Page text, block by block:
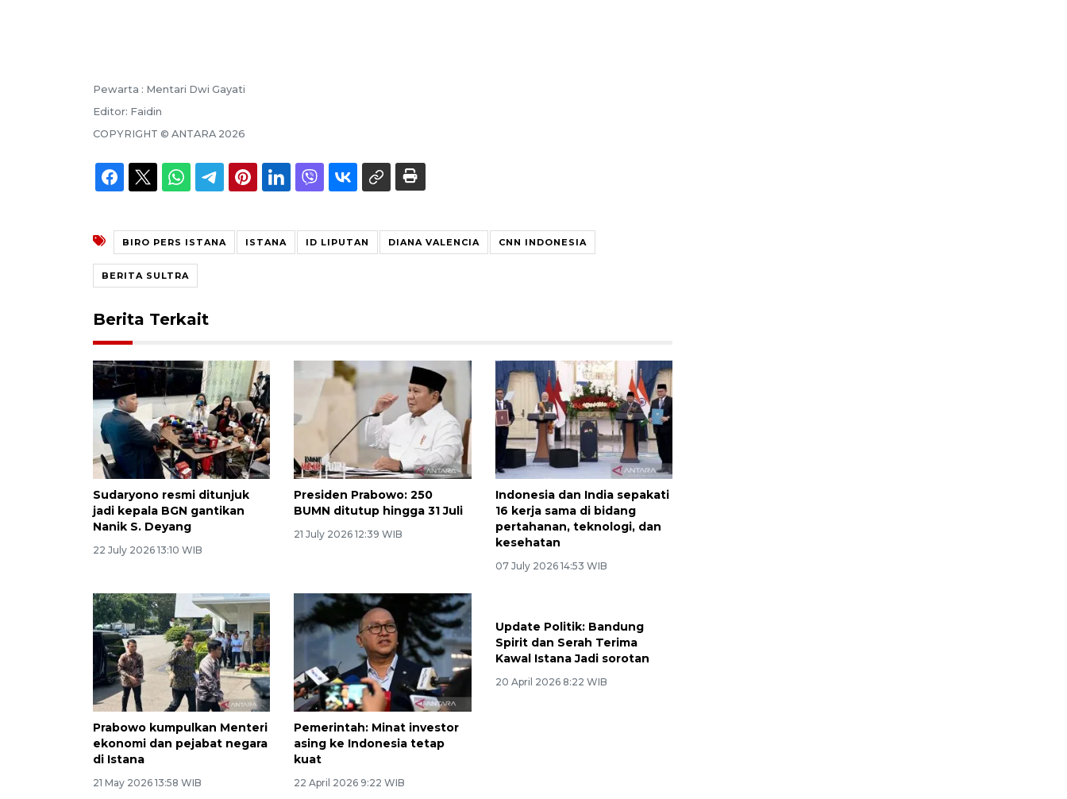
Pewarta : Mentari Dwi Gayati
Editor: Faidin
COPYRIGHT © ANTARA 2026
BIRO PERS ISTANA ISTANA ID LIPUTAN DIANA VALENCIA CNN INDONESIA
BERITA SULTRA
Berita Terkait
Sudaryono resmi ditunjuk
jadi kepala BGN gantikan
Nanik S. Deyang
22 July 2026 13:10 WIB
Presiden Prabowo: 250
BUMN ditutup hingga 31 Juli
21 July 2026 12:39 WIB
Indonesia dan India sepakati
16 kerja sama di bidang
pertahanan, teknologi, dan
kesehatan
07 July 2026 14:53 WIB
Prabowo kumpulkan Menteri
ekonomi dan pejabat negara
di Istana
21 May 2026 13:58 WIB
Pemerintah: Minat investor
asing ke Indonesia tetap
kuat
22 April 2026 9:22 WIB
Update Politik: Bandung
Spirit dan Serah Terima
Kawal Istana Jadi sorotan
20 April 2026 8:22 WIB